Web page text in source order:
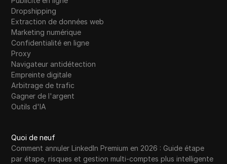
for High-Quality Advertising Accounts
22
PEPE HEIMER - LISTING DATE CONFIRMED |
1,000 ETH WEEKLY PRICE POOL
23
Pixara AI Tutorial - 2025 | One Stop AI
Content Creation Platform | How To Use
Pixara AI
Passive Income: The Best Online Businesses
to Start in 2025
Dropshipping
Extraction de données web
Marketing numérique
Confidentialité en ligne
Proxy
Navigateur antidétection
Empreinte digitale
Arbitrage de trafic
Gagner de l'argent
Outils d'IA
Quoi de neuf
Comment annuler LinkedIn Premium en 2026 : Guide étape
par étape, risques et gestion multi-comptes plus intelligente